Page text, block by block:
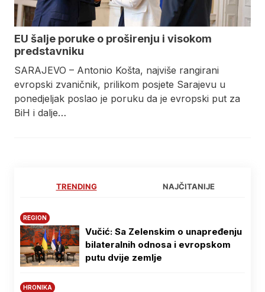
EU šalje poruke o proširenju i visokom
predstavniku
SARAJEVO – Antonio Košta, najviše rangirani
evropski zvaničnik, prilikom posjete Sarajevu u
ponedjeljak poslao je poruku da je evropski put za
BiH i dalje…
TRENDING NAJČITANIJE
REGION
Vučić: Sa Zelenskim o unapređenju
bilateralnih odnosa i evropskom
putu dvije zemlje
HRONIKA